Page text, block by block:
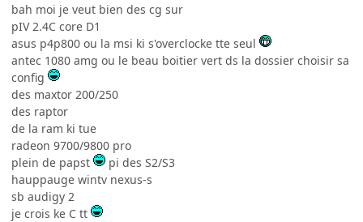
bah moi je veut bien des cg sur
pIV 2.4C core D1
asus p4p800 ou la msi ki s'overclocke tte seul
antec 1080 amg ou le beau boitier vert ds la dossier choisir sa
config
des maxtor 200/250
des raptor
de la ram ki tue
radeon 9700/9800 pro
plein de papst
pi des S2/S3
hauppauge wintv nexus-s
sb audigy 2
je crois ke C tt